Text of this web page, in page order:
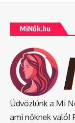
MiNők.hu
Üdvözlünk a Mi
ami nőknek való!